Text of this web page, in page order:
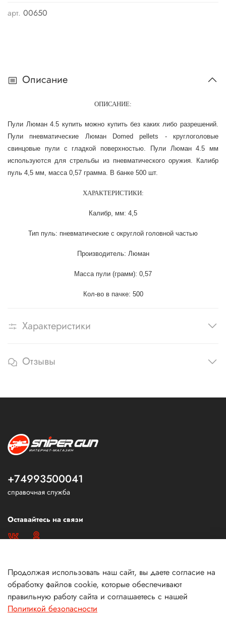
арт. 00650
Описание
ОПИСАНИЕ:
Пули Люман 4.5 купить можно купить без каких либо разрешений.
Пули пневматические Люман Domed pellets - круглоголовые
свинцовые пули с гладкой поверхностью. Пули Люман 4.5 мм
используются для стрельбы из пневматического оружия. Калибр
пуль 4,5 мм, масса 0,57 грамма. В банке 500 шт.
ХАРАКТЕРИСТИКИ:
Калибр, мм: 4,5
Тип пуль: пневматические с округлой головной частью
Производитель: Люман
Масса пули (грамм): 0,57
Кол-во в пачке: 500
Характеристики
Отзывы
+74993500041
справочная служба
Оставайтесь на связи
Продолжая использовать наш сайт, вы даете согласие на
обработку файлов cookie, которые обеспечивают
правильную работу сайта и соглашаетесь с нашей
Политикой безопасности